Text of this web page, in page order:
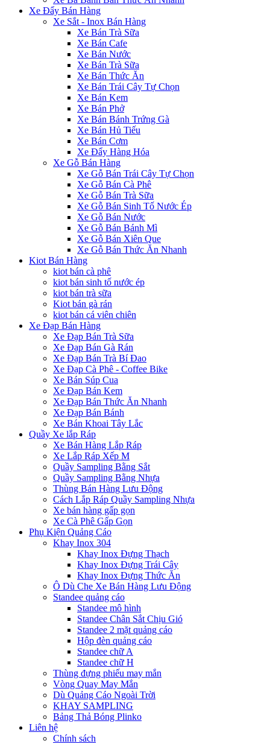
Xe Đẩy Bán Hàng
Xe Sắt - Inox Bán Hàng
Xe Bán Trà Sữa
Xe Bán Cafe
Xe Bán Nước
Xe Bán Trà Sữa
Xe Bán Thức Ăn
Xe Bán Trái Cây Tự Chọn
Xe Bán Kem
Xe Bán Phở
Xe Bán Bánh Trứng Gà
Xe Bán Hủ Tiếu
Xe Bán Cơm
Xe Đẩy Hàng Hóa
Xe Gỗ Bán Hàng
Xe Gỗ Bán Trái Cây Tự Chọn
Xe Gỗ Bán Cà Phê
Xe Gỗ Bán Trà Sữa
Xe Gỗ Bán Sinh Tố Nước Ép
Xe Gỗ Bán Nước
Xe Gỗ Bán Bánh Mì
Xe Gỗ Bán Xiên Que
Xe Gỗ Bán Thức Ăn Nhanh
Kiot Bán Hàng
kiot bán cà phê
kiot bán sinh tố nước ép
kiot bán trà sữa
Kiot bán gà rán
kiot bán cá viên chiên
Xe Đạp Bán Hàng
Xe Đạp Bán Trà Sữa
Xe Đạp Bán Gà Rán
Xe Đạp Bán Trà Bí Đao
Xe Đạp Cà Phê - Coffee Bike
Xe Bán Súp Cua
Xe Đạp Bán Kem
Xe Đạp Bán Thức Ăn Nhanh
Xe Đạp Bán Bánh
Xe Bán Khoai Tây Lắc
Quầy Xe lắp Ráp
Xe Bán Hàng Lắp Ráp
Xe Lắp Ráp Xếp M
Quầy Sampling Bằng Sắt
Quầy Sampling Bằng Nhựa
Thùng Bán Hàng Lưu Động
Cách Lắp Ráp Quầy Sampling Nhựa
Xe bán hàng gấp gọn
Xe Cà Phê Gấp Gọn
Phụ Kiện Quảng Cáo
Khay Inox 304
Khay Inox Đựng Thạch
Khay Inox Đựng Trái Cây
Khay Inox Đựng Thức Ăn
Ô Dù Che Xe Bán Hàng Lưu Động
Standee quảng cáo
Standee mô hình
Standee Chân Sắt Chịu Gió
Standee 2 mặt quảng cáo
Hộp đèn quảng cáo
Standee chữ A
Standee chữ H
Thùng đựng phiếu may mắn
Vòng Quay May Mắn
Dù Quảng Cáo Ngoài Trời
KHAY SAMPLING
Bảng Thả Bóng Plinko
Liên hệ
Chính sách